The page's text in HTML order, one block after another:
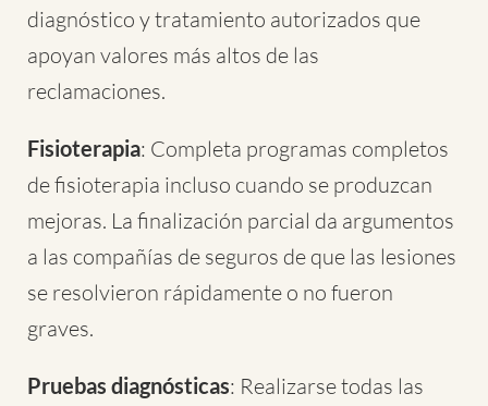
diagnóstico y tratamiento autorizados que
apoyan valores más altos de las
reclamaciones.
Fisioterapia: Completa programas completos
de fisioterapia incluso cuando se produzcan
mejoras. La finalización parcial da argumentos
a las compañías de seguros de que las lesiones
se resolvieron rápidamente o no fueron
graves.
Pruebas diagnósticas: Realizarse todas las